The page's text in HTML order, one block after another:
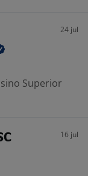
24 jul
Superior
16 jul